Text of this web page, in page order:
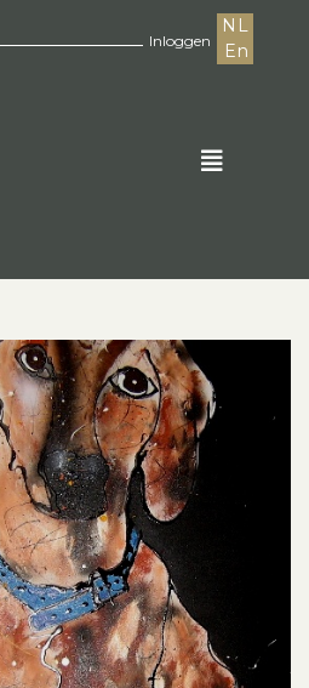
Inloggen
NL
En